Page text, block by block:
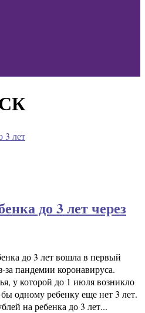
до 3 лет через
до 3 лет вошла в первый
пандемии коронавируса.
у которой до 1 июля возникло
одному ребенку еще нет 3 лет.
на ребенка до 3 лет...